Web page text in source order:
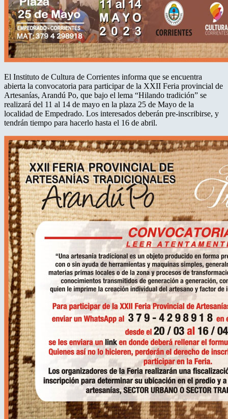
El Instituto de Cultura de Corrientes informa que se encuentra
abierta la convocatoria para participar de la XXII Feria provincial de
Artesanías, Arandú Po, que bajo el lema “Hilando tradición” se
realizará del 11 al 14 de mayo en la plaza 25 de Mayo de la
localidad de Empedrado. Los interesados deberán pre-inscribirse, y
tendrán tiempo para hacerlo hasta el 16 de abril.